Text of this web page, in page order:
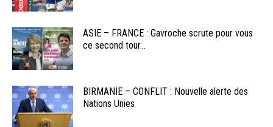
ASIE – FRANCE : Gavroche scrute pour vous
ce second tour...
BIRMANIE – CONFLIT : Nouvelle alerte des
Nations Unies